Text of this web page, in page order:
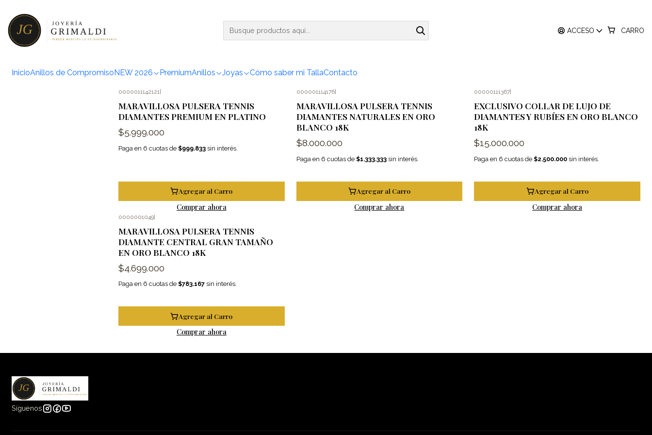
ACCESO CARRO
InicioAnillos de CompromisoNEW 2026 PremiumAnillos Joyas Cómo saber mi TallaContacto
Tennis
0000011142121
MARAVILLOSA PULSERA TENNIS
DIAMANTES PREMIUM EN PLATINO
$5.999.000
Paga en 6 cuotas de $999.833 sin interés.
Agregar al Carro
Comprar ahora
000001114176|
MARAVILLOSA PULSERA TENNIS
DIAMANTES NATURALES EN ORO
BLANCO 18K
$8.000.000
Paga en 6 cuotas de $1.333.333sin interés.
Agregar al Carro
Comprar ahora
00000111367
EXCLUSIVO COLLAR DE LUJO DE
DIAMANTES Y RUBÍES EN ORO BLANCO
18K
$15.000.000
Paga en 6 cuotas de$2.500.000 sin interés.
Agregar al Carro
Comprar ahora
0000001049|
MARAVILLOSA PULSERA TENNIS
DIAMANTE CENTRAL GRAN TAMAÑO
EN ORO BLANCO 18K
$4.699.000
Paga en 6 cuotas de $783.167 sin interés.
Agregar al Carro
Comprar ahora
Síguenos